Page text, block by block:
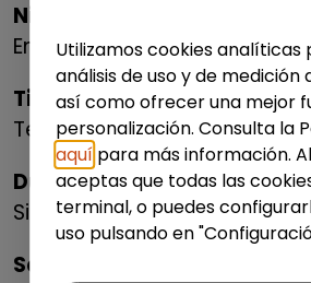
Nivel:
Empleado
Tipo de contrato:
Temporal
Duración:
Sin especificar
Salario:
Utilizamos cookies analíticas
análisis de uso y de medición
así como ofrecer una mejor
personalización. Consulta la
aquí para más información.
aceptas que todas las
terminal, o puedes
uso pulsando en